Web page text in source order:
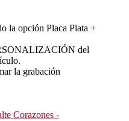
la opción Placa Plata +
del
la grabación